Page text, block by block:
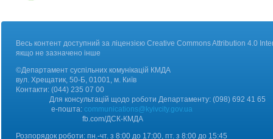
Весь контент доступний за ліцензією Creative Commons Attribution 4.0
якщо не зазначено інше
©Департамент суспільних комунікацій КМДА
вул. Хрещатик, 50-Б, 01001, м. Київ
Контакти: (044) 235 07 00
Для консультацій щодо роботи Департаменту: (098) 692 41 65
е-пошта: communications@kyivcity.gov.ua
fb.com/ДCК-КМДА
Розпорядок роботи: пн.-чт. з 8:00 до 17:00, пт. з 8:00 до 15:45